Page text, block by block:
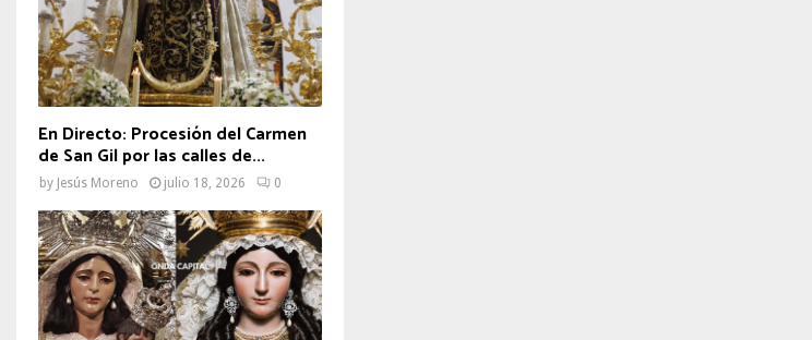
En Directo: Procesión del Carmen
de San Gil por las calles de...
by Jesús Moreno julio 18, 2026 0